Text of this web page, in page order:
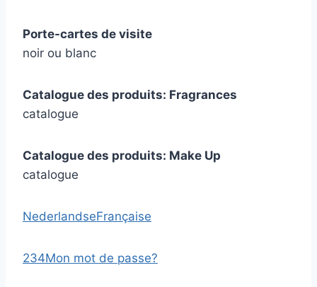
Porte-cartes de visite
noir ou blanc
Catalogue des produits: Fragrances
catalogue
Catalogue des produits: Make Up
catalogue
NederlandseFrançaise
234Mon mot de passe?